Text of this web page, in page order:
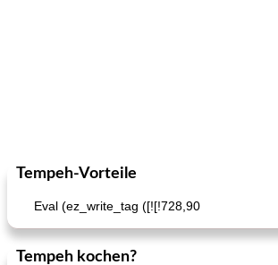
Tempeh-Vorteile
Eval (ez_write_tag ([![!728,90
Tempeh kochen?